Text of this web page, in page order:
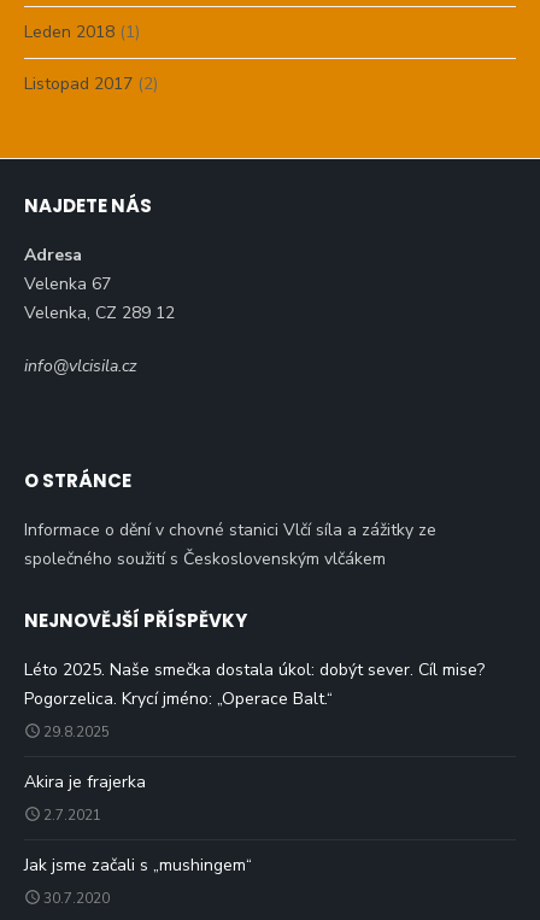
Leden 2018 (1)
Listopad 2017 (2)
NAJDETE NÁS
Adresa
Velenka 67
Velenka, CZ 289 12
info@vlcisila.cz
O STRÁNCE
Informace o dění v chovné stanici Vlčí síla a zážitky ze
společného soužití s Československým vlčákem
NEJNOVĚJŠÍ PŘÍSPĚVKY
Léto 2025. Naše smečka dostala úkol: dobýt sever. Cíl mise?
Pogorzelica. Krycí jméno: „Operace Balt.“
29.8.2025
Akira je frajerka
2.7.2021
Jak jsme začali s „mushingem“
30.7.2020